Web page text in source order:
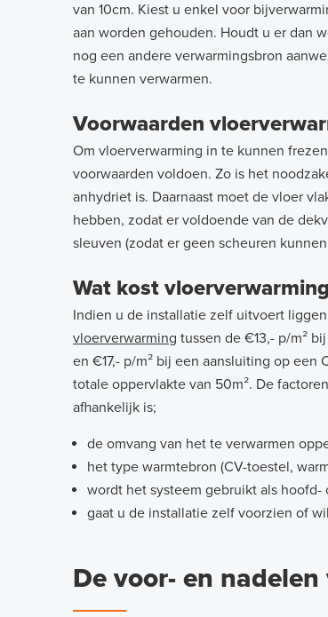
van 10cm. Kiest u enkel voor
aan worden gehouden. Houdt u er dan
nog een andere verwarmingsbron
te kunnen verwarmen.
Voorwaarden
Om vloerverwarming in te kunnen
voorwaarden voldoen. Zo is het
anhydriet is. Daarnaast moet de vloer
hebben, zodat er voldoende van de
sleuven (zodat er geen scheuren
Wat kost
Indien u de installatie zelf uitvoert
vloerverwarming tussen de €13,- p/m²
en €17,- p/m² bij een aansluiting op een
totale oppervlakte van 50m². De
afhankelijk is;
de omvang van het te verwarmen
het type warmtebron (CV-toestel,
wordt het systeem gebruikt als hoofd-
gaat u de installatie zelf voorzien of
De voor- en